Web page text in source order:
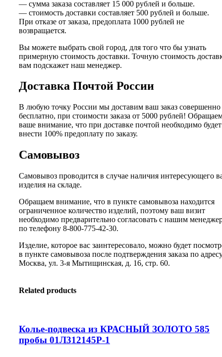
— сумма заказа составляет 15 000 рублей и больше.
— стоимость доставки составляет 500 рублей и больше.
При отказе от заказа, предоплата 1000 рублей не
возвращается.
Вы можете выбрать свой город, для того что бы узнать
примерную стоимость доставки. Точную стоимость
вам подскажет наш менеджер.
Доставка Почтой России
В любую точку России мы доставим ваш заказ совершенно
бесплатно, при стоимости заказа от 5000 рублей!
ваше внимание, что при доставке почтой необходимо будет
внести 100% предоплату по заказу.
Самовывоз
Самовывоз проводится в случае наличия интересующего
изделия на складе.
Обращаем внимание, что в пункте самовывоза находится
ограниченное количество изделий, поэтому ваш визит
необходимо предварительно согласовать с нашим
по телефону 8-800-775-42-30.
Изделие, которое вас заинтересовало, можно будет
в пункте самовывоза после подтверждения заказа по
Москва, ул. 3-я Мытищинская, д. 16, стр. 60.
Related products
Колье-подвеска из КРАСНЫЙ ЗОЛОТО 585
пробы 01Л312145Р-1